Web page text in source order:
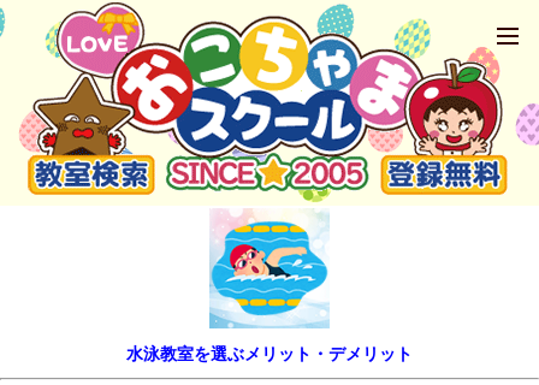
水泳教室を選ぶメリット・デメリット